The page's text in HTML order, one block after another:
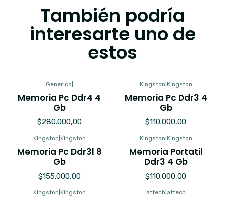
También podría
interesarte uno de
estos
Generico
Memoria Pc Ddr4 4
Gb
$280.000,00
Kingston Kingston
Memoria Pc Ddr3 4
Gb
$110.000,00
Kingston Kingston
Memoria Pc Ddr3l 8
Gb
$155.000,00
Kingston Kingston
Memoria Portatil
Ddr3 4 Gb
$110.000,00
Kingston Kingston attech attech